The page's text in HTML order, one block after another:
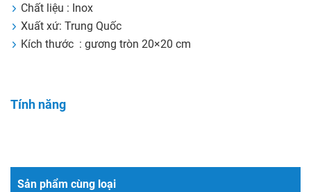
Chất liệu : Inox
Xuất xứ: Trung Quốc
Kích thước : gương tròn 20×20 cm
Tính năng
Sản phẩm cùng loại